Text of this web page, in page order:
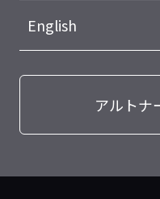
English
アルトナ